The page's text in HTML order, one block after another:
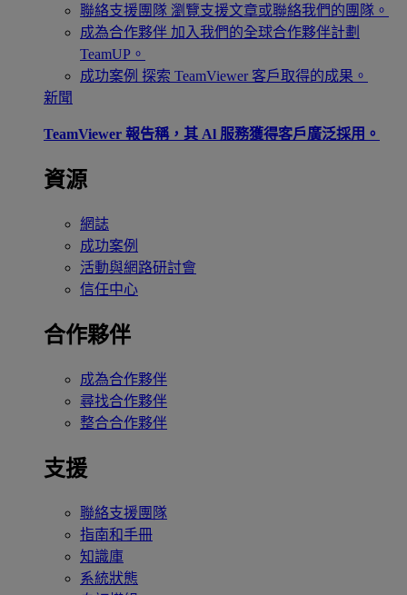
聯絡支援團隊 瀏覽支援文章或聯絡我們的團隊。
成為合作夥伴 加入我們的全球合作夥伴計劃
TeamUP。
成功案例 探索 TeamViewer 客戶取得的成果。
新聞
TeamViewer 報告稱，其 Al 服務獲得客戶廣泛採用。
資源
網誌
成功案例
活動與網路研討會
信任中心
合作夥伴
成為合作夥伴
尋找合作夥伴
整合合作夥伴
支援
聯絡支援團隊
指南和手冊
知識庫
系統狀態